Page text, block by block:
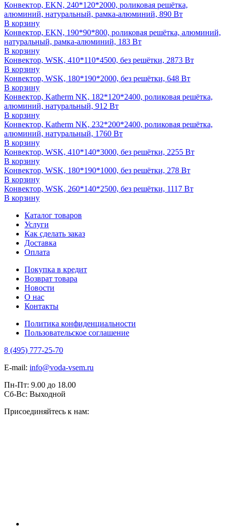
Конвектор, EKN, 240*120*2000, роликовая решётка,
алюминий, натуральный, рамка-алюминий, 890 Вт
В корзину
Конвектор, EKN, 190*90*800, роликовая решётка, алюминий,
натуральный, рамка-алюминий, 183 Вт
В корзину
Конвектор, WSK, 410*110*4500, без решётки, 2873 Вт
В корзину
Конвектор, WSK, 180*190*2000, без решётки, 648 Вт
В корзину
Конвектор, Katherm NK, 182*120*2400, роликовая решётка,
алюминий, натуральный, 912 Вт
В корзину
Конвектор, Katherm NK, 232*200*2400, роликовая решётка,
алюминий, натуральный, 1760 Вт
В корзину
Конвектор, WSK, 410*140*3000, без решётки, 2255 Вт
В корзину
Конвектор, WSK, 180*190*1000, без решётки, 278 Вт
В корзину
Конвектор, WSK, 260*140*2500, без решётки, 1117 Вт
В корзину
Каталог товаров
Услуги
Как сделать заказ
Доставка
Оплата
Покупка в кредит
Возврат товара
Новости
О нас
Контакты
Политика конфиденциальности
Пользовательское соглашение
8 (495) 777-25-70
E-mail: info@voda-vsem.ru
Пн-Пт: 9.00 до 18.00
Сб-Вс: Выходной
Присоединяйтесь к нам: